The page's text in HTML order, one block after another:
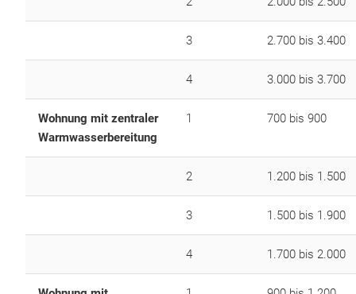
3 2.700 bis 3.400
4 3.000 bis 3.700
Wohnung mit zentraler
Warmwasserbereitung
1 700 bis 900
2 1.200 bis 1.500
3 1.500 bis 1.900
4 1.700 bis 2.000